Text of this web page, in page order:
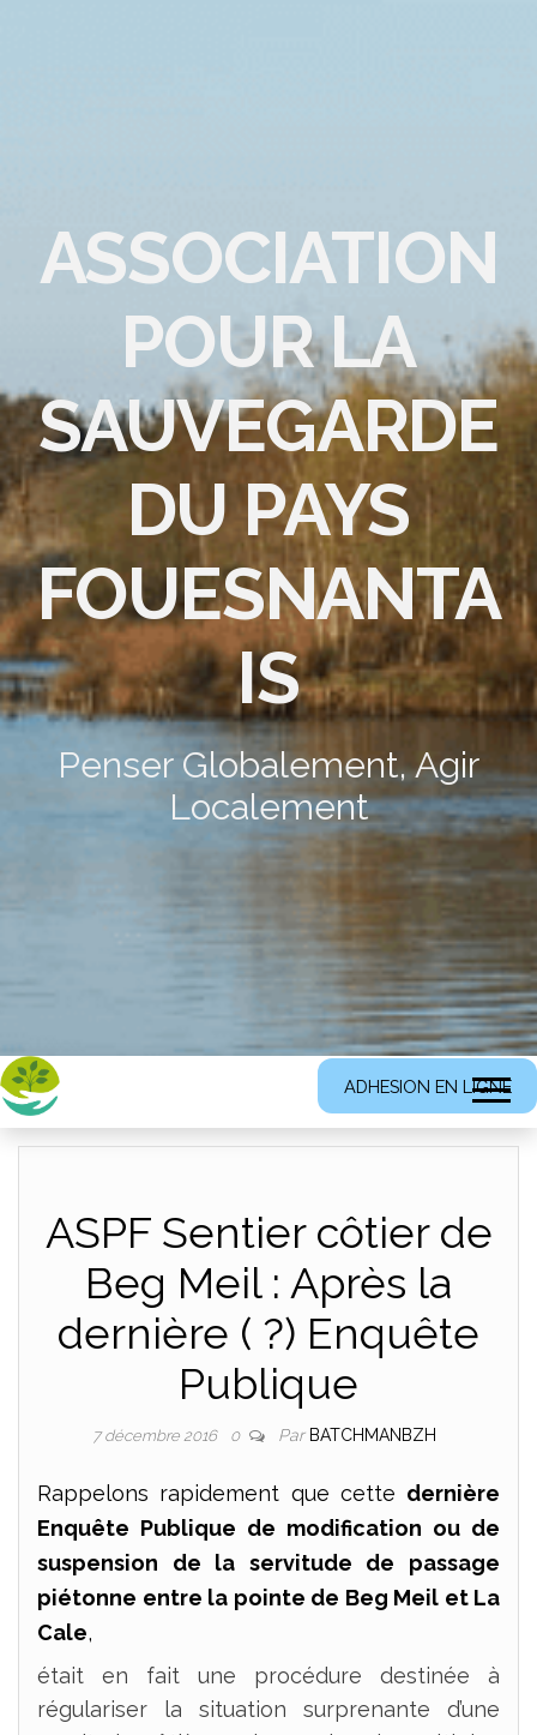
ASSOCIATION
POUR LA
SAUVEGARDE
DU PAYS
FOUESNANTA
IS
Penser Globalement, Agir
Localement
ADHESION EN LIGNE
ASPF Sentier côtier de
Beg Meil : Après la
dernière ( ?) Enquête
Publique
7 décembre 2016 0 Par BATCHMANBZH
Rappelons rapidement que cette dernière
Enquête Publique de modification ou de
suspension de la servitude de passage
piétonne entre la pointe de Beg Meil et La
Cale,
était en fait une procédure destinée à
régulariser la situation surprenante d’une